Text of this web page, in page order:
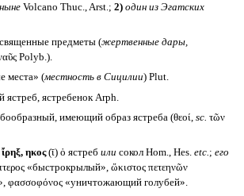
Volcano Thuc., Arst.; 2) один из Эгатских
предметы (жертвенные дары,
Polyb.).
места» (местность в Сицилии) Plut.
ястреб, ястребенок Arph.
имеющий образ ястреба (θεοί, sc. τῶν
ἴρηξ, ηκος(ῑ) ὁ ястреб или сокол Hom., Hes. etc.; его
«быстрокрылый», ὤκιστος πετεηνῶν
φασσοφόνος «уничтожающий голубей».